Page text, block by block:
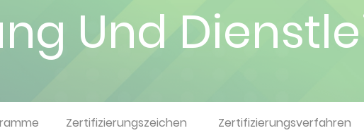
Und
Zertifizierungszeichen Zertifizierungsverfahren